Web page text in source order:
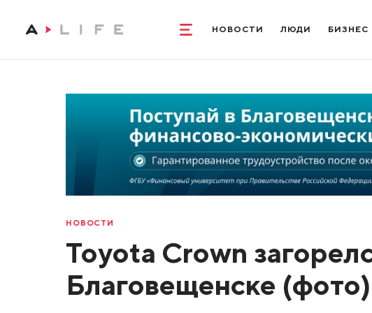
НОВОСТИ ЛЮДИ БИЗНЕС
НОВОСТИ
Toyota Crown
Благовещенске (фото)